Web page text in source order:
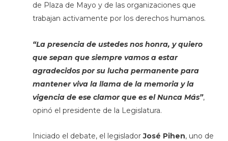
de Plaza de Mayo y de las organizaciones que
trabajan activamente por los derechos humanos.
“La presencia de ustedes nos honra, y quiero
que sepan que siempre vamos a estar
agradecidos por su lucha permanente para
mantener viva la llama de la memoria y la
vigencia de ese clamor que es el Nunca Más”,
opinó el presidente de la Legislatura.
Iniciado el debate, el legisladorJosé Pihen, uno de